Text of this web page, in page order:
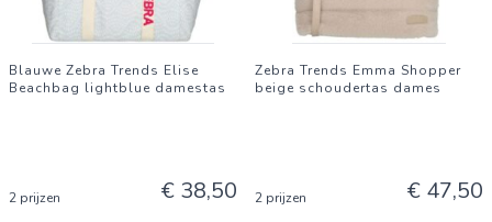
Blauwe Zebra Trends Elise
Beachbag lightblue damestas
2 prijzen € 38,50
Zebra Trends Emma Shopper
beige schoudertas dames
2 prijzen € 47,50